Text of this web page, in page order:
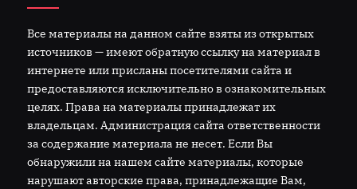
Все материалы на данном сайте взяты из открытых
источников — имеют обратную ссылку на материал в
интернете или присланы посетителями сайта и
предоставляются исключительно в ознакомительных
целях. Права на материалы принадлежат их
владельцам. Администрация сайта ответственности
за содержание материала не несет. Если Вы
обнаружили на нашем сайте материалы, которые
нарушают авторские права, принадлежащие Вам,